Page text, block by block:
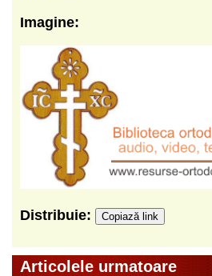
Imagine:
Distribuie: Copiază link
Articolele urmatoare